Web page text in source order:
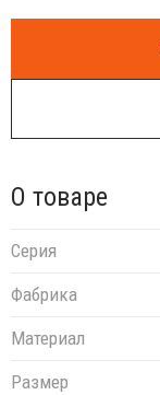
О товаре
Серия
Фабрика
Материал
Размер